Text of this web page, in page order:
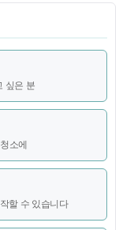
싶은 분
소에
할 수 있습니다